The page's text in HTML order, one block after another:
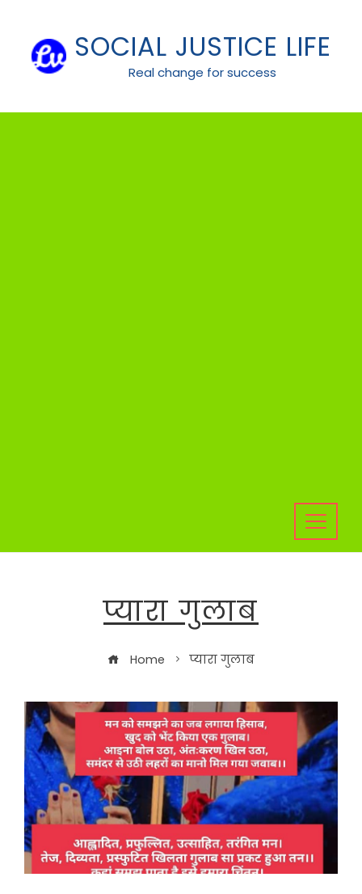
content
SOCIAL JUSTICE LIFE
Real change for success
प्यारा गुलाब
Home प्यारा गुलाब